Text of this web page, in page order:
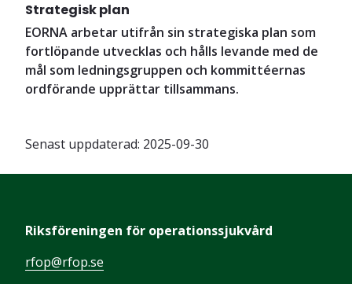
Strategisk plan
EORNA arbetar utifrån sin strategiska plan som
fortlöpande utvecklas och hålls levande med de
mål som ledningsgruppen och kommittéernas
ordförande upprättar tillsammans.
Senast uppdaterad: 2025-09-30
Riksföreningen för operationssjukvård
rfop@rfop.se